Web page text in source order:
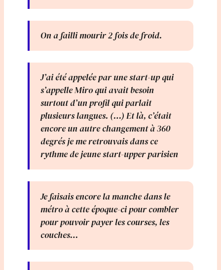
On a failli mourir 2 fois de froid.
J’ai été appelée par une start-up qui
s’appelle Miro qui avait besoin
surtout d’un profil qui parlait
plusieurs langues. (…) Et là, c’était
encore un autre changement à 360
degrés je me retrouvais dans ce
rythme de jeune start-upper parisien
Je faisais encore la manche dans le
métro à cette époque-ci pour combler
pour pouvoir payer les courses, les
couches…